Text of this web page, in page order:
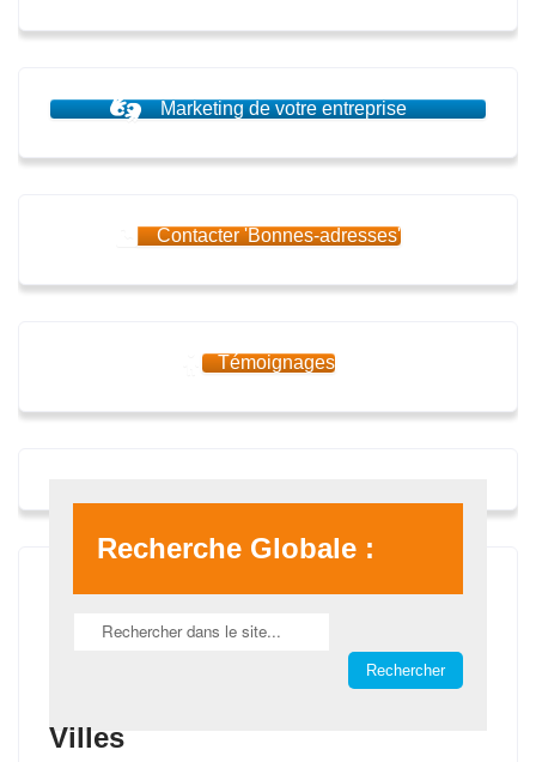
Marketing de votre entreprise
Contacter 'Bonnes-adresses'
Témoignages
Recherche Globale :
Villes